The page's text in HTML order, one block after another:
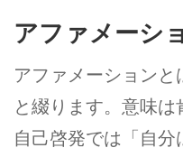
アファメーシ
アファメーション
と綴ります。意味は
自己啓発では「自分